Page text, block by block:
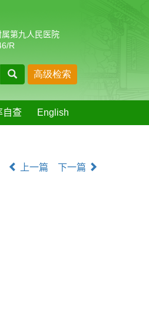
第九人民医院
R
自查 English
上一篇 下一篇